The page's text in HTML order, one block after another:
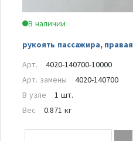
В наличии
рукоять пассажира, правая
Арт.
4020-140700-10000
Арт. замены
4020-140700
В узле
1 шт.
Вес
0.871 кг